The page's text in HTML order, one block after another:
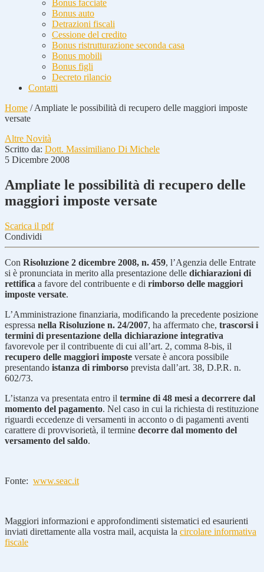
Bonus facciate
Bonus auto
Detrazioni fiscali
Cessione del credito
Bonus ristrutturazione seconda casa
Bonus mobili
Bonus figli
Decreto rilancio
Contatti
Home /Ampliate le possibilità di recupero delle maggiori imposte
versate
Altre Novità
Scritto da: Dott. Massimiliano Di Michele
5 Dicembre 2008
Ampliate le possibilità di recupero delle
maggiori imposte versate
Scarica il pdf
Condividi
Con Risoluzione 2 dicembre 2008, n. 459, l’Agenzia delle Entrate
si è pronunciata in merito alla presentazione delle dichiarazioni di
rettifica a favore del contribuente e di rimborso delle maggiori
imposte versate.
L’Amministrazione finanziaria, modificando la precedente posizione
espressa nella Risoluzione n. 24/2007, ha affermato che, trascorsi i
termini di presentazione della dichiarazione integrativa
favorevole per il contribuente di cui all’art. 2, comma 8-bis, il
recupero delle maggiori imposte versate è ancora possibile
presentando istanza di rimborso prevista dall’art. 38, D.P.R. n.
602/73.
L’istanza va presentata entro il termine di 48 mesi a decorrere dal
momento del pagamento. Nel caso in cui la richiesta di restituzione
riguardi eccedenze di versamenti in acconto o di pagamenti aventi
carattere di provvisorietà, il termine decorre dal momento del
versamento del saldo.
Fonte: www.seac.it
Maggiori informazioni e approfondimenti sistematici ed esaurienti
inviati direttamente alla vostra mail, acquista la circolare informativa
fiscale